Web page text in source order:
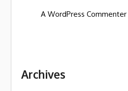
A WordPress Commenter
Archives